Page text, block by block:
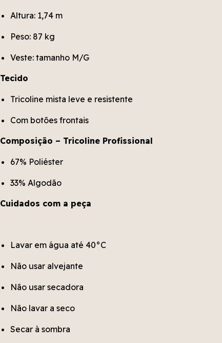
Altura: 1,74 m
Peso: 87 kg
Veste: tamanho M/G
Tecido
Tricoline mista leve e resistente
Com botões frontais
Composição – Tricoline Profissional
67% Poliéster
33% Algodão
Cuidados com a peça
Lavar em água até 40°C
Não usar alvejante
Não usar secadora
Não lavar a seco
Secar à sombra